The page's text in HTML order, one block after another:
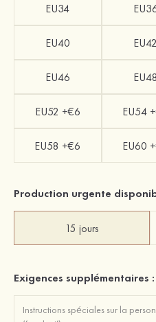
EU34
EU40 EU42
EU46 EU48
EU52 +€6 EU54
EU58 +€6 EU60
Production urgente
15 jours
Exigences supplémentaires :